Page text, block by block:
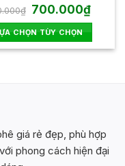
xếp
5.00
₫ Giá
gốc
là:
750.000₫.
700.000₫Giá
hiện
tại
là:
CHỌN TÙY CHỌN
giá rẻ đẹp, phù hợp
phong cách hiện đại